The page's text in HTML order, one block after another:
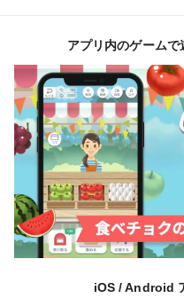
アプリ内のゲームで
iOS / Android